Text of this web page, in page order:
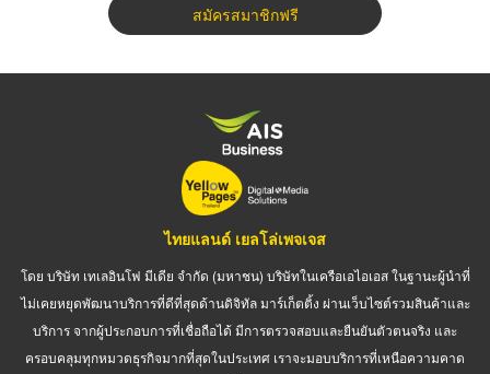
สมัครสมาชิกฟรี
ไทยแลนด์ เยลโล่เพจเจส
โดย บริษัท เทเลอินโฟ มีเดีย จำกัด (มหาชน) บริษัทในเครือเอไอเอส ในฐานะผู้นำที่
ไม่เคยหยุดพัฒนาบริการที่ดีที่สุดด้านดิจิทัล มาร์เก็ตติ้ง ผ่านเว็บไซต์รวมสินค้าและ
บริการ จากผู้ประกอบการที่เชื่อถือได้ มีการตรวจสอบและยืนยันตัวตนจริง และ
ครอบคลุมทุกหมวดธุรกิจมากที่สุดในประเทศ เราจะมอบบริการที่เหนือความคาด